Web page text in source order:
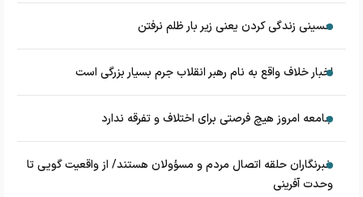
حسینی زندگی کردن یعنی زیر بار ظلم نرفتن
اخبار خلاف واقع به نام رهبر انقلاب جرم بسیار بزرگی است
جامعه امروز هیچ فرصتی برای اختلاف و تفرقه ندارد
خبرنگاران حلقه اتصال مردم و مسؤولان هستند/ از واقعیت گویی تا
وحدت آفرینی